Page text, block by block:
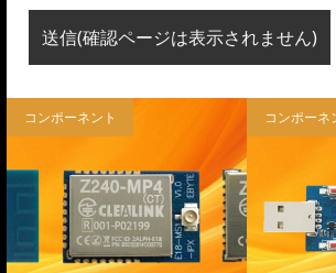
コンポーネント コンポーネ